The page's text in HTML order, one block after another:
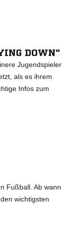
DOWN"
Jugendspieler
als es ihrem
Infos zum
Fußball. Ab wann
wichtigsten